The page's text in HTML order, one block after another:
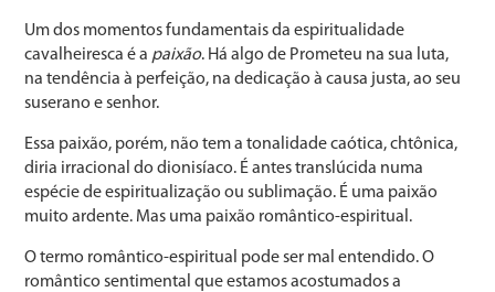
Um dos momentos fundamentais da espiritualidade
cavalheiresca é a paixão. Há algo de Prometeu na sua luta,
na tendência à perfeição, na dedicação à causa justa, ao seu
suserano e senhor.
Essa paixão, porém, não tem a tonalidade caótica, chtônica,
diria irracional do dionisíaco. É antes translúcida numa
espécie de espiritualização ou sublimação. É uma paixão
muito ardente. Mas uma paixão romântico-espiritual.
O termo romântico-espiritual pode ser mal entendido. O
romântico sentimental que estamos acostumados a